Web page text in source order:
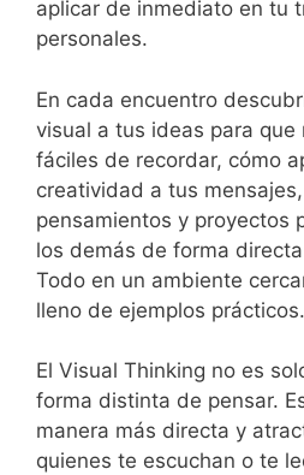
aplicar de inmediato en tu
personales.
En cada encuentro
visual a tus ideas para que
fáciles de recordar, cómo
creatividad a tus
pensamientos y proyectos
los demás de forma
Todo en un ambiente
lleno de ejemplos prácticos.
El Visual Thinking no es
forma distinta de pensar.
manera más directa y
quienes te escuchan o te